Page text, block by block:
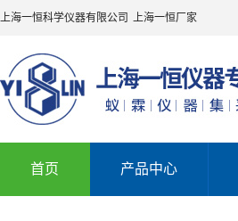
上海一恒科学仪器有限公司 上海一恒厂家
首页 产品中心